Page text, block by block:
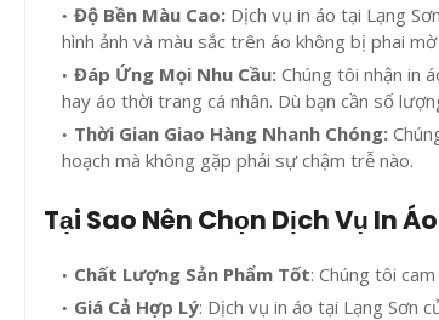
Độ Bền Màu Cao: Dịch vụ in áo tại Lạng
hình ảnh và màu sắc trên áo không bị phai
Đáp Ứng Mọi Nhu Cầu: Chúng tôi nhận in
hay áo thời trang cá nhân. Dù bạn cần số
Thời Gian Giao Hàng Nhanh Chóng:
hoạch mà không gặp phải sự chậm trễ nào.
Tại Sao Nên Chọn Dịch Vụ In
Chất Lượng Sản Phẩm Tốt: Chúng tôi
Giá Cả Hợp Lý: Dịch vụ in áo tại Lạng Sơn